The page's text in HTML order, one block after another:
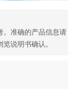
。准确的产品信息请
说明书确认。